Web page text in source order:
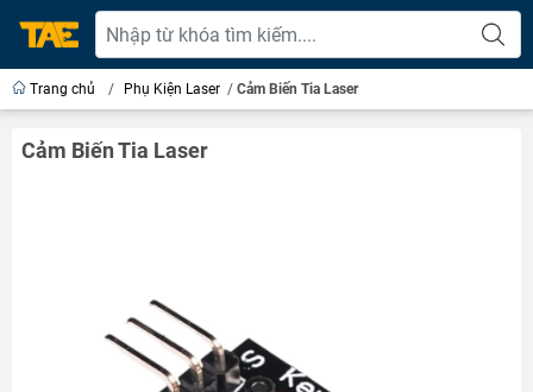
Trang chủ / Phụ Kiện Laser / Cảm Biến Tia Laser
Cảm Biến Tia Laser